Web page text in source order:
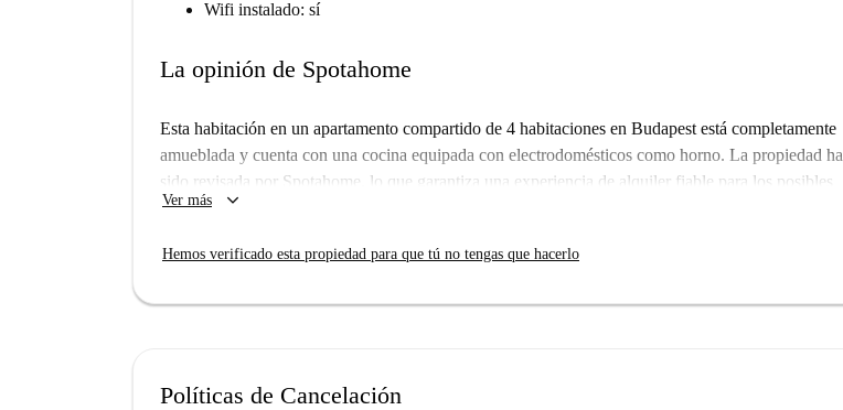
Wifi instalado: sí
La opinión de Spotahome
Esta habitación en un apartamento compartido de 4 habitaciones en Budapest está completamente
amueblada y cuenta con una cocina equipada con electrodomésticos como horno. La propiedad ha
sido revisada por Spotahome, lo que garantiza una experiencia de alquiler fiable para los posibles
inquilinos.
El apartamento se encuentra cerca de numerosos puntos de interés, como la Universidad
realidad virtual y la casa de escape, todos muy cerca. Disfruta de fácil acceso a lugares de interés
Ver más keyboard_arrow_down
Hemos verificado esta propiedad para que tú no tengas que hacerlo
Políticas de Cancelación